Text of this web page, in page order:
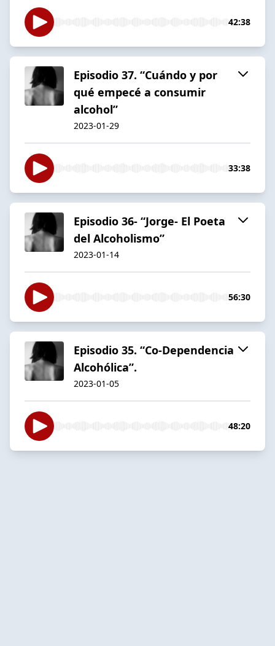
42:38
Episodio 37. “Cuándo y por
qué empecé a consumir
alcohol”
2023-01-29
33:38
Episodio 36- “Jorge- El Poeta
del Alcoholismo”
2023-01-14
56:30
Episodio 35. “Co-Dependencia
Alcohólica”.
2023-01-05
48:20